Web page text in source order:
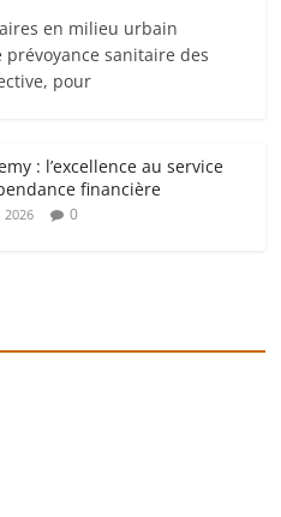
en milieu urbain
sanitaire des
pour
: l’excellence au service
financière
2026 0